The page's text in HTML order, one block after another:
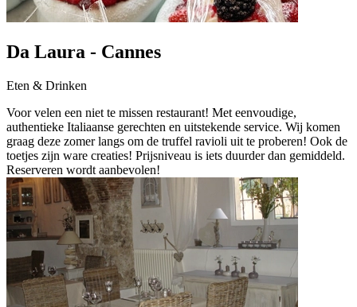
Da Laura - Cannes
Eten & Drinken
Voor velen een niet te missen restaurant! Met eenvoudige,
authentieke Italiaanse gerechten en uitstekende service. Wij komen
graag deze zomer langs om de truffel ravioli uit te proberen! Ook de
toetjes zijn ware creaties! Prijsniveau is iets duurder dan gemiddeld.
Reserveren wordt aanbevolen!